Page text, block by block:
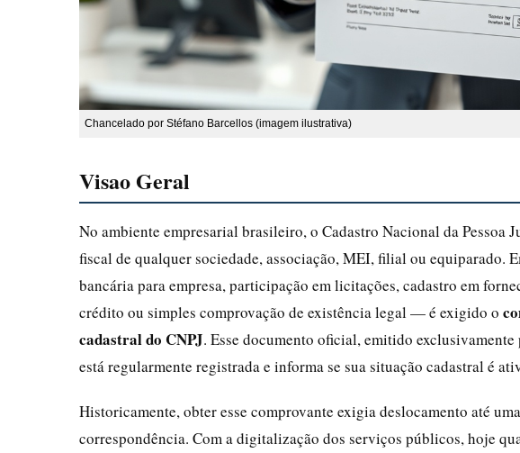
Chancelado por Stéfano Barcellos (imagem ilustrativa)
Visao Geral
No ambiente empresarial brasileiro, o Cadastro Nacional da
fiscal de qualquer sociedade, associação, MEI, filial ou equiparado.
bancária para empresa, participação em licitações, cadastro em
crédito ou simples comprovação de existência legal — é exigido o
cadastral do CNPJ. Esse documento oficial, emitido exclusivamente
está regularmente registrada e informa se sua situação cadastral é
Historicamente, obter esse comprovante exigia deslocamento até
correspondência. Com a digitalização dos serviços públicos, hoje